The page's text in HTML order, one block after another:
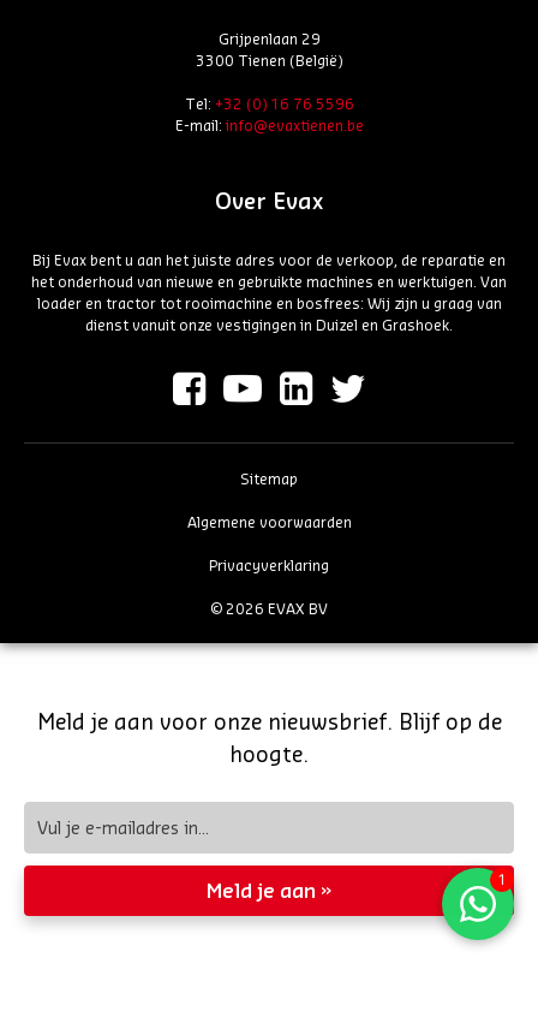
Grijpenlaan 29
3300 Tienen (België)
Tel: +32 (0) 16 76 5596
E-mail:info@evaxtienen.be
Over Evax
Bij Evax bent u aan het juiste adres voor de verkoop, de reparatie en
het onderhoud van nieuwe en gebruikte machines en werktuigen. Van
loader en tractor tot rooimachine en bosfrees: Wij zijn u graag van
dienst vanuit onze vestigingen in Duizel en Grashoek.
© 2026 EVAX BV
Sitemap
Algemene voorwaarden
Privacyverklaring
Meld je aan voor onze nieuwsbrief. Blijf op de
hoogte.
Meld je aan